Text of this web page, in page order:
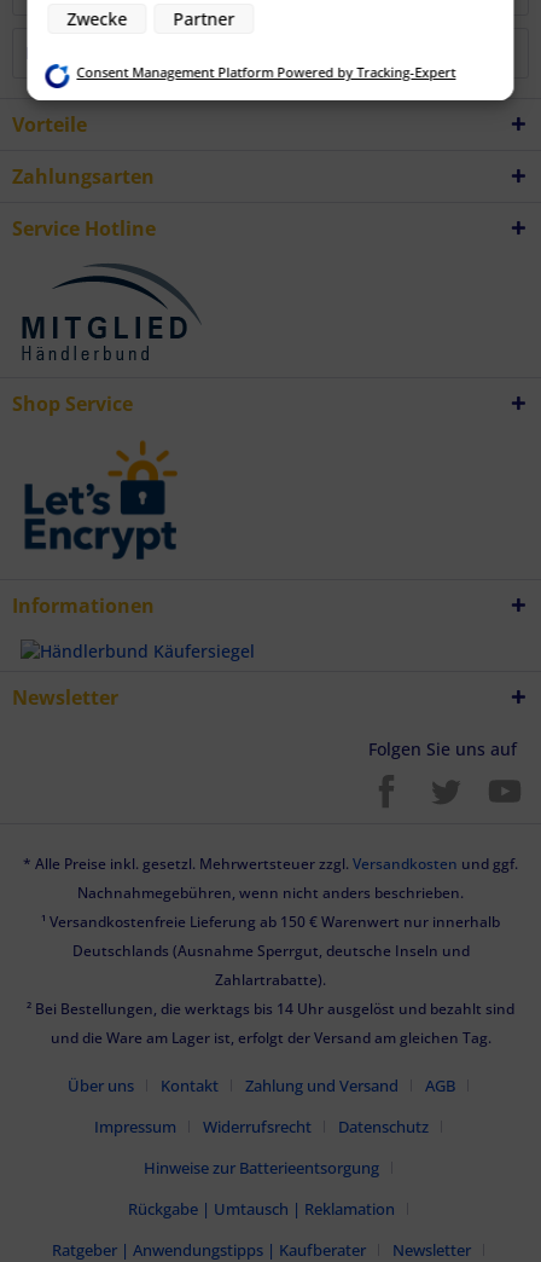
Vorteile
Zahlungsarten
Service Hotline
Shop Service
Informationen
Newsletter
Folgen Sie uns auf
* Alle Preise inkl. gesetzl. Mehrwertsteuer zzgl. Versandkosten und ggf.
Nachnahmegebühren, wenn nicht anders beschrieben.
¹ Versandkostenfreie Lieferung ab 150 € Warenwert nur innerhalb
Deutschlands (Ausnahme Sperrgut, deutsche Inseln und
Zahlartrabatte).
² Bei Bestellungen, die werktags bis 14 Uhr ausgelöst und bezahlt sind
und die Ware am Lager ist, erfolgt der Versand am gleichen Tag.
Über uns Kontakt Zahlung und Versand
AGB
Impressum
Widerrufsrecht
Datenschutz
Hinweise zur Batterieentsorgung
Rückgabe | Umtausch | Reklamation
Ratgeber | Anwendungstipps | Kaufberater
Newsletter
Speichern von oder Zugriff auf Informationen auf einem Endgerät
Verwendung von Profilen zur Auswahl personalisierter Werbung
Verwendung von Profilen zur Auswahl personalisierter Inhalte
Messung der Werbeleistung
Analyse von Zielgruppen durch Statistiken oder Kombinationen von
Daten aus verschiedenen Quellen
Verwendung reduzierter Daten zur Auswahl von Inhalten
Besondere Features:
Verwendung genauer Standortdaten
Endgeräteeigenschaften zur Identifikation aktiv abfragen
Zwecke Partner
Consent Management Platform Powered by Tracking-Expert